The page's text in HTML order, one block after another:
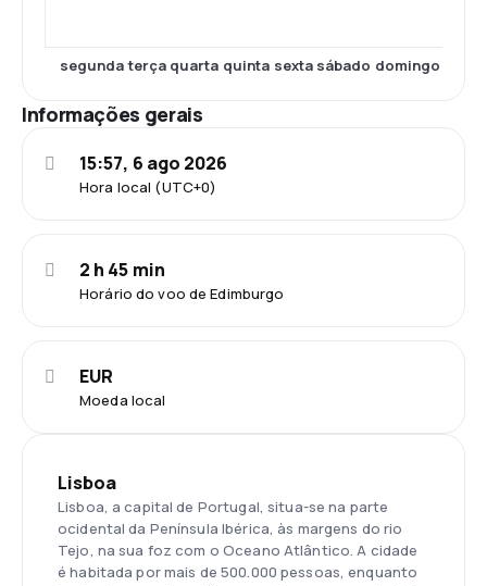
segunda terça quarta quinta sexta sábado domingo
Informações gerais
Hora local (UTC+0)
15:57, 6 ago 2026
Horário do voo de Edimburgo
2 h 45 min
Moeda local
EUR
Lisboa
Lisboa, a capital de Portugal, situa-se na parte
ocidental da Península Ibérica, às margens do rio
Tejo, na sua foz com o Oceano Atlântico. A cidade
é habitada por mais de 500.000 pessoas, enquanto